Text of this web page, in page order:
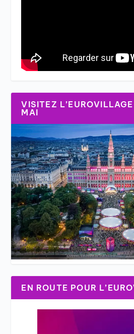
VISITEZ
MAI
EN ROUTE POUR